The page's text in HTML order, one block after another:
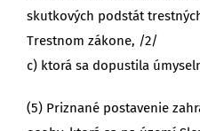
skutkových podstát
Trestnom zákone, /2/
c) ktorá sa dopustila
(5) Priznané postavenie